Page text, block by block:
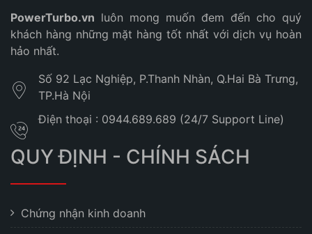
PowerTurbo.vn luôn mong muốn đem đến cho quý
khách hàng những mặt hàng tốt nhất với dịch vụ hoàn
hảo nhất.
Số 92 Lạc Nghiệp, P.Thanh Nhàn, Q.Hai Bà Trưng,
TP.Hà Nội
Điện thoại : 0944.689.689 (24/7 Support Line)
QUY ĐỊNH - CHÍNH SÁCH
Chứng nhận kinh doanh